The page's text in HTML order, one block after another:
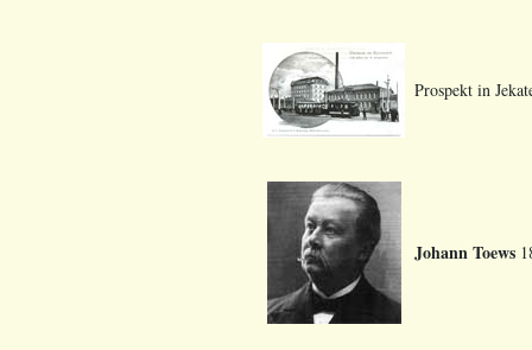
Prospekt in
Johann Toews